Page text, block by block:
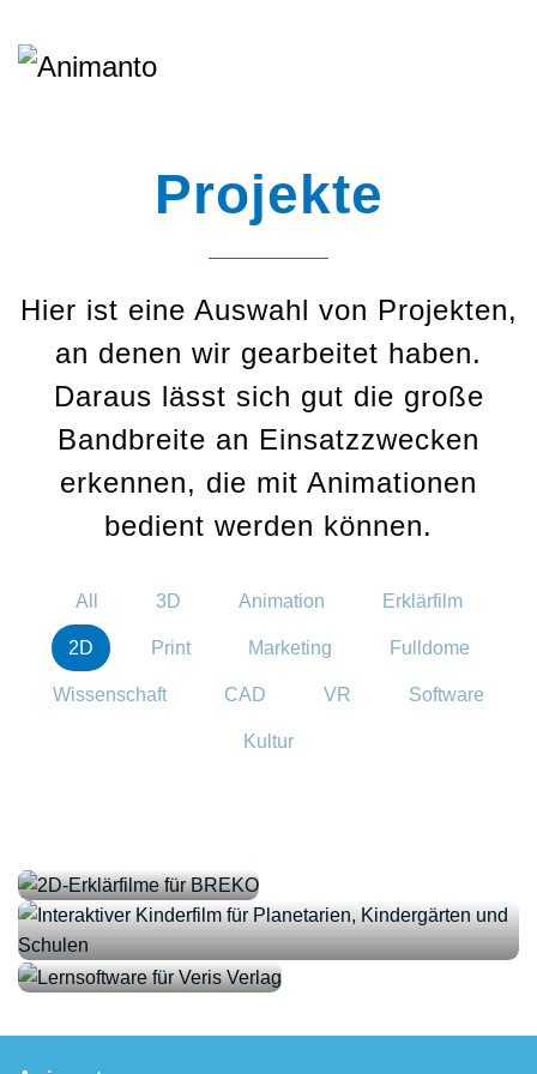
Projekte
Hier ist eine Auswahl von Projekten,
an denen wir gearbeitet haben.
Daraus lässt sich gut die große
Bandbreite an Einsatzzwecken
erkennen, die mit Animationen
bedient werden können.
All 3D Animation Erklärfilm
2D Print Marketing Fulldome
Wissenschaft CAD VR Software
Kultur
Verlag